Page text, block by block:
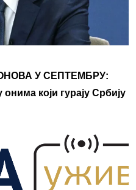
У СЕПТЕМБРУ:
који гурају Србију